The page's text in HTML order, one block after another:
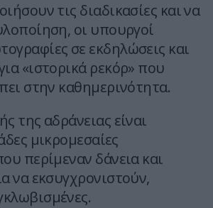
τις διαδικασίες και να
οι υπουργοί
σε εκδηλώσεις και
«ιστορικά ρεκόρ» που
στην καθημερινότητα.
της αδράνειας είναι
μικρομεσαίες
περίμεναν δάνεια και
να εκσυγχρονιστούν,